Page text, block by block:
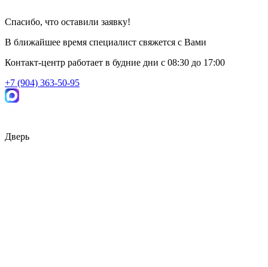
Спасибо, что оставили заявку!
В ближайшее время специалист свяжется с Вами
Контакт-центр работает в будние дни c 08:30 до 17:00
+7 (904) 363-50-95
Дверь